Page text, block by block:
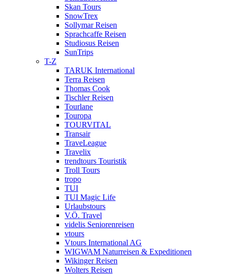
Skan Tours
SnowTrex
Sollymar Reisen
Sprachcaffe Reisen
Studiosus Reisen
SunTrips
T-Z
TARUK International
Terra Reisen
Thomas Cook
Tischler Reisen
Tourlane
Touropa
TOURVITAL
Transair
TraveLeague
Travelix
trendtours Touristik
Troll Tours
tropo
TUI
TUI Magic Life
Urlaubstours
V.Ö. Travel
videlis Seniorenreisen
vtours
Vtours International AG
WIGWAM Naturreisen & Expeditionen
Wikinger Reisen
Wolters Reisen